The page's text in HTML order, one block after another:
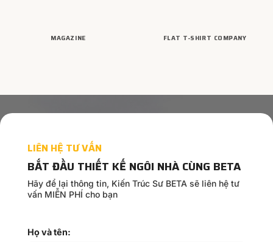
MAGAZINE FLAT T-SHIRT COMPANY
LIÊN HỆ TƯ VẤN
BẮT ĐẦU THIẾT KẾ NGÔI NHÀ CÙNG BETA
Hãy để lại thông tin, Kiến Trúc Sư BETA sẽ liên hệ tư
vấn MIỄN PHÍ cho bạn
Họ và tên: